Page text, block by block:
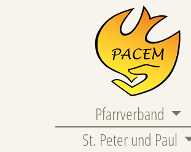
Pfarrverband
St. Peter und Paul